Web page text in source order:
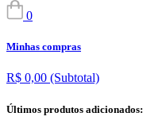
0
Minhas compras
R$ 0,00 (Subtotal)
Últimos produtos adicionados: